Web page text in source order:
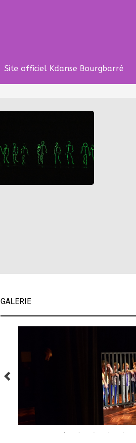
Site officiel Kdanse Bourgbarré
GALERIE